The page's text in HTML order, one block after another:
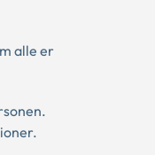
alle er